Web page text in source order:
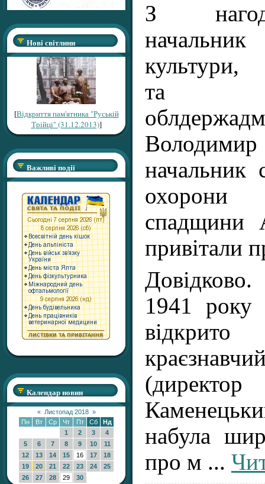
Нові світлини
[Відкриття пам'ятника "Руській
Трійці" (31.12.2013)]
Важливі події
Календар новин
« Листопад 2018 »
Пн
Вт Ср Чт Пт Сб
Нд
1
2 3
4
5
6 7 8 9 10
11
12
13 14 15 16 17
18
19
20 21 22 23 24
25
26
27 28 29 30
З
культури,
та
начальник
спадщини
привітали
1941 року
набула
про м ...